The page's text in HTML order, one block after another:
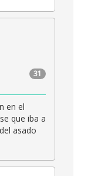
31
en el
que iba a
asado